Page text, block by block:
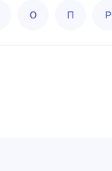
О П Р